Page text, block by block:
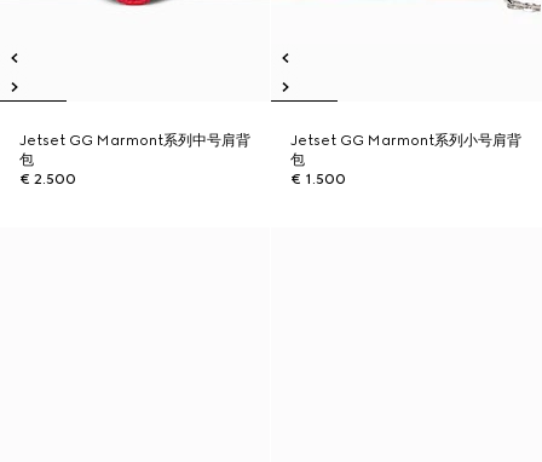
Jetset GG Marmont系列中号肩背
包
€ 2.500
Jetset GG Marmont系列小号肩背
包
€ 1.500